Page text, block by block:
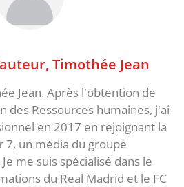
Timothée Jean
Jean. Après l'obtention de
des Ressources humaines, j'ai
en 2017 en rejoignant la
7, un média du groupe
me suis spécialisé dans le
du Real Madrid et le FC